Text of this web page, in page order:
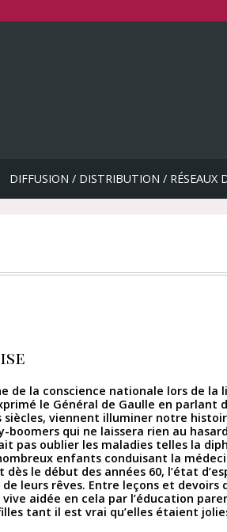
DIFFUSION / DISTRIBUTION / RÉSEAUX
de la conscience nationale lors de la
le Général de Gaulle en parlant
siècles, viennent illuminer notre
boomers qui ne laissera rien au
pas oublier les maladies telles la
enfants conduisant la
le début des années 60, l’état
leurs rêves. Entre leçons et devoirs
aidée en cela par l’éducation
tant il est vrai qu’elles étaient